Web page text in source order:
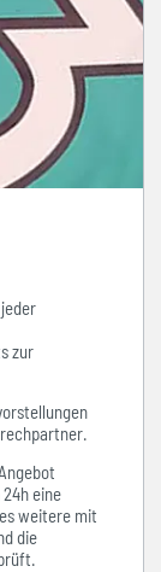
zur
eine
weitere mit
die